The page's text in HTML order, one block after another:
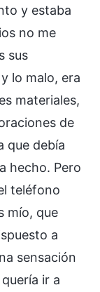
y estaba
no me
sus
lo malo, era
materiales,
de
que debía
hecho. Pero
teléfono
mío, que
a
sensación
ir a